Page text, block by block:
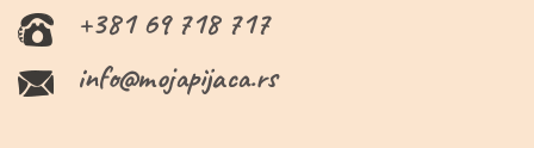
+381 69 718 717
info@mojapijaca.rs